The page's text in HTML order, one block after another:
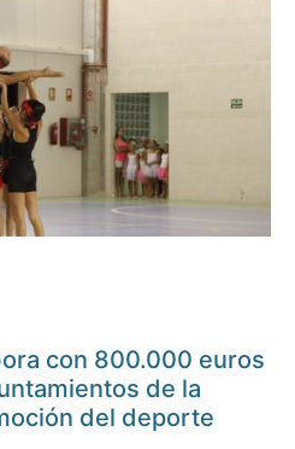
con 800.000 euros
de la
del deporte